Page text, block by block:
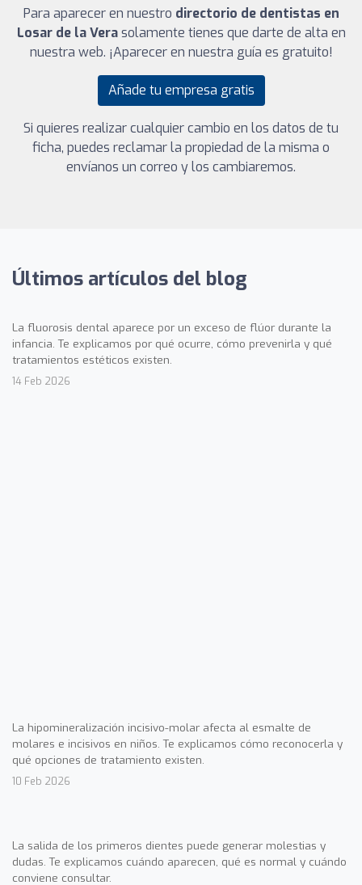
Para aparecer en nuestro directorio de dentistas en
Losar de la Verasolamente tienes que darte de alta en
nuestra web. ¡Aparecer en nuestra guía es gratuito!
Añade tu empresa gratis
Si quieres realizar cualquier cambio en los datos de tu
ficha, puedes reclamar la propiedad de la misma o
envíanos un correo y los cambiaremos.
Últimos artículos del blog
La fluorosis dental aparece por un exceso de flúor durante la
infancia. Te explicamos por qué ocurre, cómo prevenirla y qué
tratamientos estéticos existen.
14 Feb 2026
La hipomineralización incisivo-molar afecta al esmalte de
molares e incisivos en niños. Te explicamos cómo reconocerla y
qué opciones de tratamiento existen.
10 Feb 2026
La salida de los primeros dientes puede generar molestias y
dudas. Te explicamos cuándo aparecen, qué es normal y cuándo
conviene consultar.